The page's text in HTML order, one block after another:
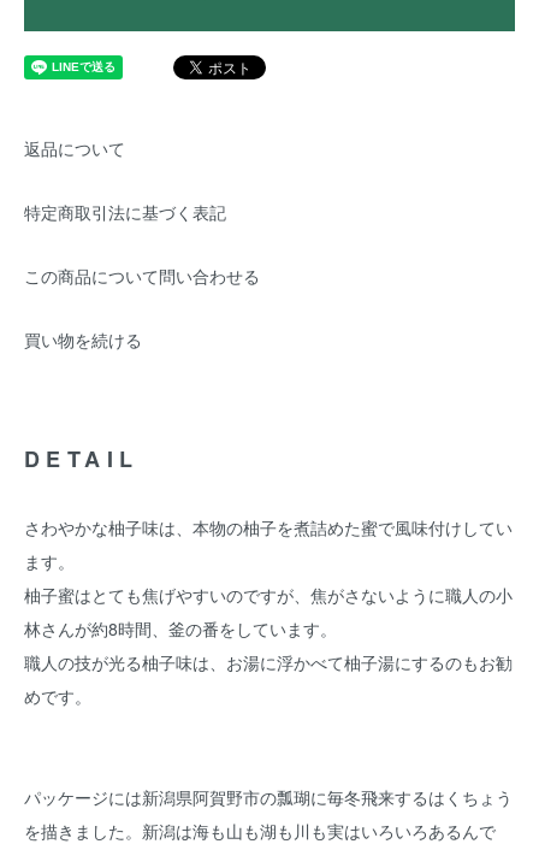
返品について
特定商取引法に基づく表記
この商品について問い合わせる
買い物を続ける
DETAIL
さわやかな柚子味は、本物の柚子を煮詰めた蜜で風味付けしてい
ます。
柚子蜜はとても焦げやすいのですが、焦がさないように職人の小
林さんが約8時間、釜の番をしています。
職人の技が光る柚子味は、お湯に浮かべて柚子湯にするのもお勧
めです。
パッケージには新潟県阿賀野市の瓢瑚に毎冬飛来するはくちょう
を描きました。新潟は海も山も湖も川も実はいろいろあるんで